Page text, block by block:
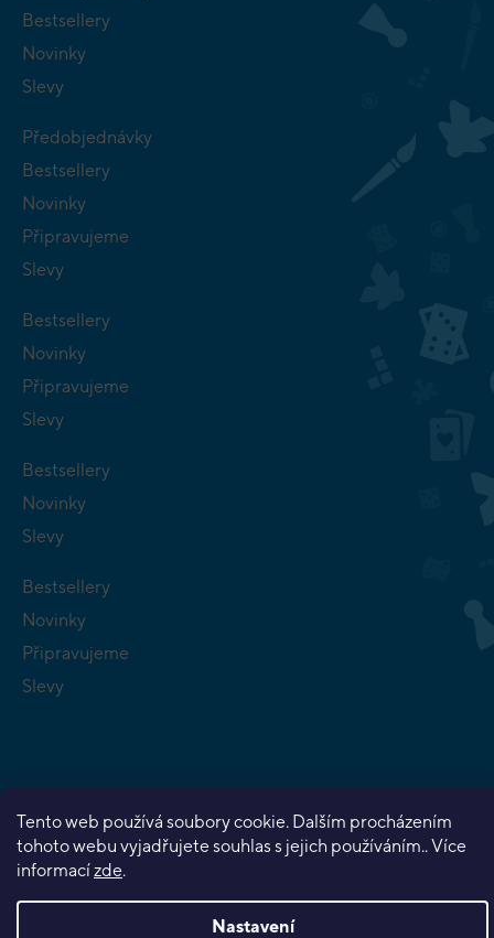
Tento web používá soubory cookie. Dalším procházením
tohoto webu vyjadřujete souhlas s jejich používáním.. Více
informacízde.
Nastavení
Bestsellery
Novinky
Slevy
Předobjednávky
Bestsellery
Novinky
Připravujeme
Slevy
Bestsellery
Novinky
Připravujeme
Slevy
Bestsellery
Novinky
Slevy
Bestsellery
Novinky
Připravujeme
Slevy
Vytvořil Shoptet Premium
Copyright 2026Planeta her. Všechna práva vyhrazena.